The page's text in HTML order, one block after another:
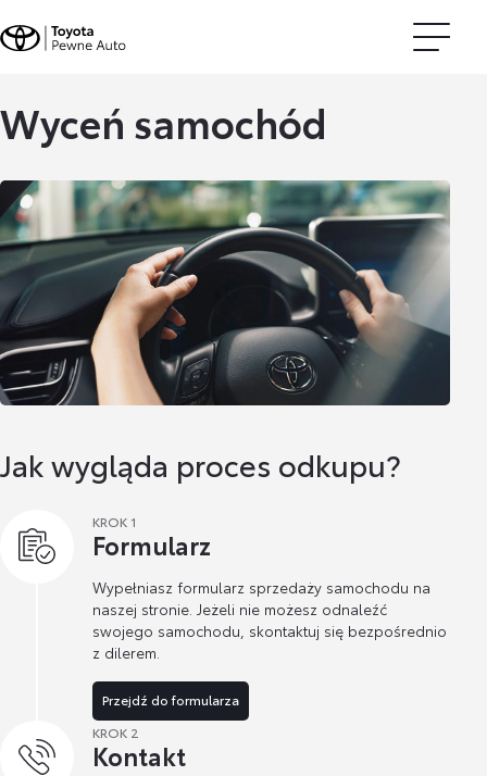
Wyceń samochód
Jak wygląda proces odkupu?
KROK 1
Formularz
Wypełniasz formularz sprzedaży samochodu na
naszej stronie. Jeżeli nie możesz odnaleźć
swojego samochodu, skontaktuj się bezpośrednio
z dilerem.
Przejdź do formularza
KROK 2
Kontakt